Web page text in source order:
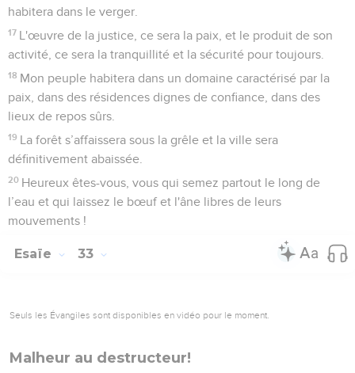
habitera dans le verger.
17 L'œuvre de la justice, ce sera la paix, et le produit de son
activité, ce sera la tranquillité et la sécurité pour toujours.
18 Mon peuple habitera dans un domaine caractérisé par la
paix, dans des résidences dignes de confiance, dans des
lieux de repos sûrs.
19 La forêt s’affaissera sous la grêle et la ville sera
définitivement abaissée.
20 Heureux êtes-vous, vous qui semez partout le long de
l’eau et qui laissez le bœuf et l'âne libres de leurs
mouvements !
Esaïe 33
Seuls les Évangiles sont disponibles en vidéo pour le moment.
Malheur au destructeur!